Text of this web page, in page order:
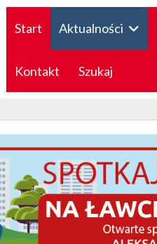
Start Aktualności
Kontakt Szukaj